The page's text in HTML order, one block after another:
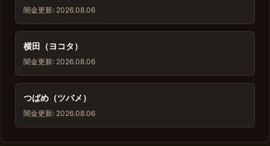
闇金更新: 2026.08.06
横田（ヨコタ）
闇金更新: 2026.08.06
つばめ（ツバメ）
闇金更新: 2026.08.06